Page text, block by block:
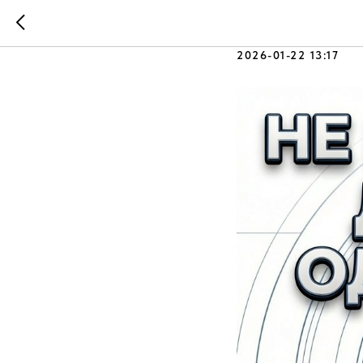
А все
2026-01-22 13:17